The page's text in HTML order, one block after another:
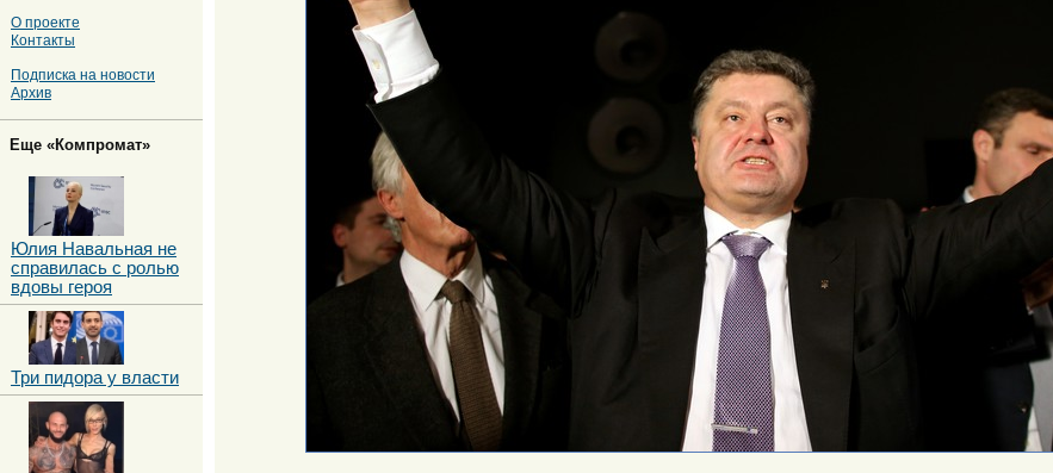
О проекте
Контакты
Подписка на новости
Архив
Еще «Компромат»
Юлия Навальная не
справилась с ролью
вдовы героя
Три пидора у власти